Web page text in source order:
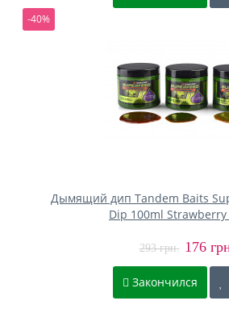
-40%
Дымящий дип Tandem Baits
Dip 100ml Strawberry
293 грн. 176
Закончился